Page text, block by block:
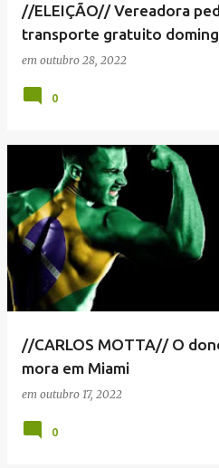
//ELEIÇÃO// Vereadora
transporte gratuito
em outubro 28, 2022
0
//CARLOS MOTTA// O
mora em Miami
em outubro 17, 2022
0